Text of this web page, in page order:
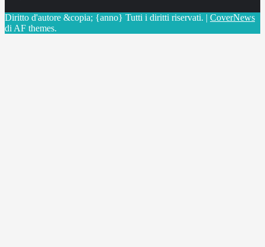
Diritto d'autore &copia; {anno} Tutti i diritti riservati. | CoverNews
di AF themes.